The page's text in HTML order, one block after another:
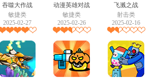
吞噬大作战
敏捷类
2025-02-27
动漫英雄对战
敏捷类
2025-02-26
飞溅之战
射击类
2025-02-16